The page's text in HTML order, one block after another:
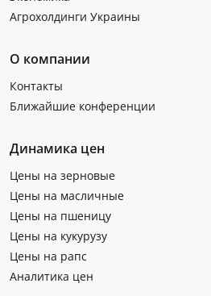
Агрохолдинги Украины
О компании
Контакты
Ближайшие конференции
Динамика цен
Цены на зерновые
Цены на масличные
Цены на пшеницу
Цены на кукурузу
Цены на рапс
Аналитика цен